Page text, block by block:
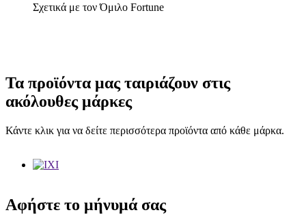
Σχετικά με τον Όμιλο Fortune
Τα προϊόντα μας ταιριάζουν στις
ακόλουθες μάρκες
Κάντε κλικ για να δείτε περισσότερα προϊόντα από κάθε μάρκα.
Αφήστε το μήνυμά σας